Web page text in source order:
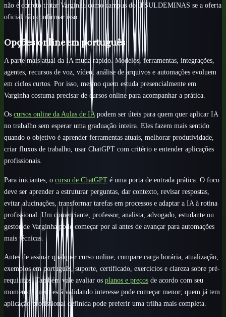
não é correto tratar Varginha como campus do IFSULDEMINAS se a oferta
oficial não confirmar isso.
Opções online em português
A parte mais atual da IA muda rápido. Modelos, ferramentas, integrações,
agentes, recursos de voz, vídeo, análise de arquivos e automações evoluem
em ciclos curtos. Por isso, mesmo quem estuda presencialmente em
Varginha costuma precisar de cursos online para acompanhar a prática.
Os cursos online da Aulas de IApodem ser úteis para quem quer aplicar IA
no trabalho sem esperar uma graduação inteira. Eles fazem mais sentido
quando o objetivo é aprender ferramentas atuais, melhorar produtividade,
criar fluxos de trabalho, usar ChatGPT com critério e entender aplicações
profissionais.
Para iniciantes, o curso de ChatGPT é uma porta de entrada prática. O foco
deve ser aprender a estruturar perguntas, dar contexto, revisar respostas,
evitar alucinações, transformar tarefas em processos e adaptar a IA à rotina
profissional. Um comerciante, professor, analista, advogado, estudante ou
gestor de Varginha pode começar por aí antes de avançar para automações
mais técnicas.
Antes de assinar qualquer curso online, compare carga horária, atualização,
exemplos em português, suporte, certificado, exercícios e clareza sobre pré-
requisitos. Também vale avaliar os planos e preços de acordo com seu
momento: quem está validando interesse pode começar menor; quem já tem
aplicação profissional definida pode preferir uma trilha mais completa.